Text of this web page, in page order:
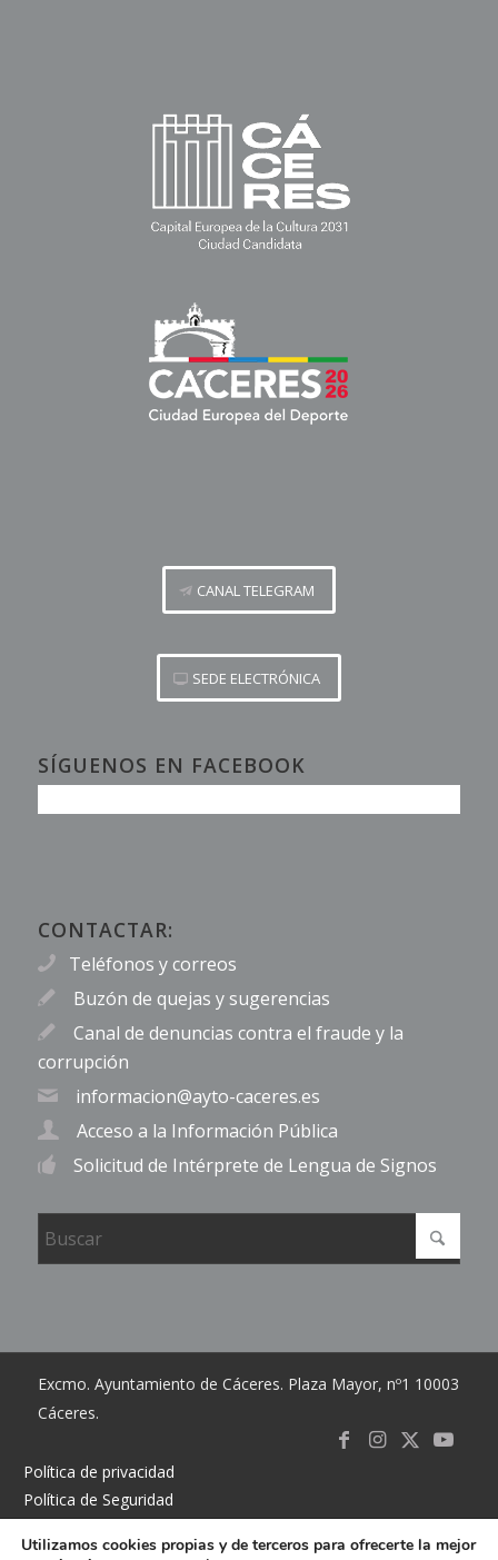
CANAL TELEGRAM
SEDE ELECTRÓNICA
SÍGUENOS EN FACEBOOK
CONTACTAR:
Teléfonos y correos
Buzón de quejas y sugerencias
Canal de denuncias contra el fraude y la
corrupción
informacion@ayto-caceres.es
Acceso a la Información Pública
Solicitud de Intérprete de Lengua de Signos
Excmo. Ayuntamiento de Cáceres. Plaza Mayor, nº1 10003
Cáceres.
Política de privacidad
Política de Seguridad
Accesibilidad
Utilizamos cookies propias y de terceros para ofrecerte la mejor